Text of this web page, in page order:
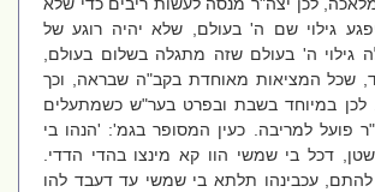
גילוי שם ה' בעולם, שלא יהיה רוגע של
גילוי ה' בעולם שזה מתגלה בשלום בעולם,
שכל המציאות מאוחדת בקב"ה שבראה, וכך
במיוחד בשבת ובפרט בער"ש כשמתעלים
פועל למריבה. כעין המסופר בגמ': 'הנהו בי
דכל בי שמשי הוו קא מינצו בהדי הדדי.
עכבינהו תלתא בי שמשי עד דעבד להו